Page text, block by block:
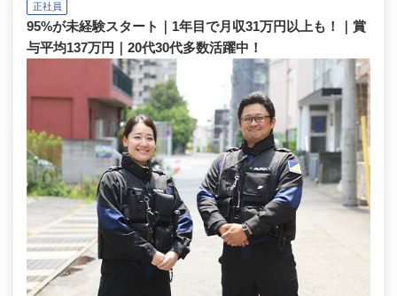
正社員
95%が未経験スタート｜1年目で月収31万円以上も！｜賞
与平均137万円｜20代30代多数活躍中！